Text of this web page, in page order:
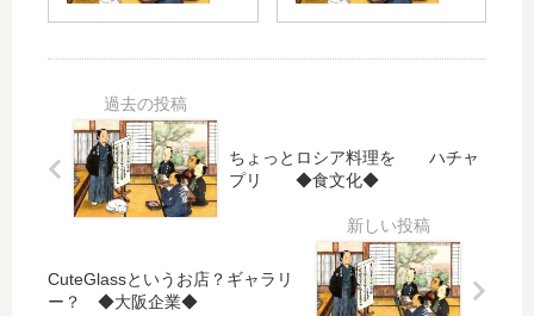
そ
あ
び
こ
音
七
◆
京
６
弾
◆
行
JR
駅
北
口
ちょっとロシア料理を ハチャ
プリ ◆食文化◆
CuteGlassというお店？ギャラリ
ー？ ◆大阪企業◆